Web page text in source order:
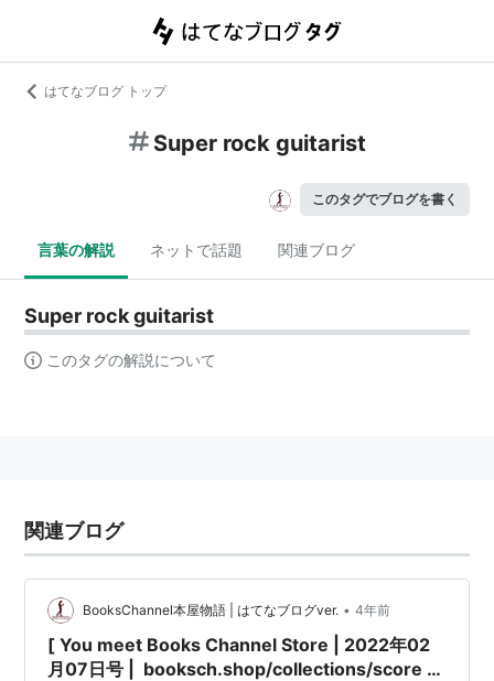
はてなブログ トップ
Super rock guitarist
このタグでブログを書く
言葉の解説 ネットで話題 関連ブログ
Super rock guitarist
このタグの解説について
関連ブログ
BooksChannel本屋物語 | はてなブログver. • 4年前
[ You meet Books Channel Store | 2022年02
月07日号 | booksch.shop/collections/score |